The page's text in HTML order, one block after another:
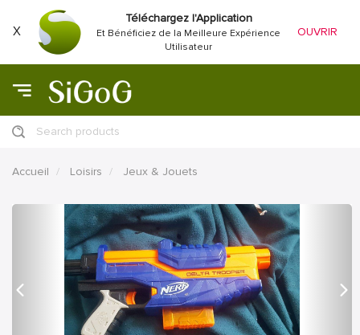
X
Téléchargez l'Application
Et Bénéficiez de la Meilleure Expérience
Utilisateur
OUVRIR
Search products
Accueil Loisirs Jeux & Jouets
précédent